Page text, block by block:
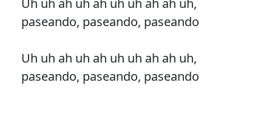
paseando, paseando, paseando
Uh uh ah uh ah uh uh ah ah uh,
paseando, paseando, paseando